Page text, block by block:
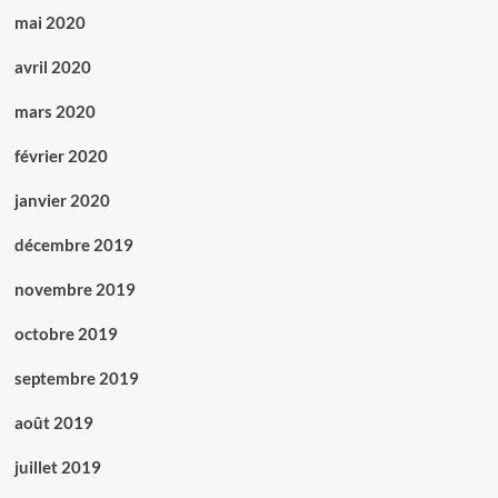
mai 2020
avril 2020
mars 2020
février 2020
janvier 2020
décembre 2019
novembre 2019
octobre 2019
septembre 2019
août 2019
juillet 2019